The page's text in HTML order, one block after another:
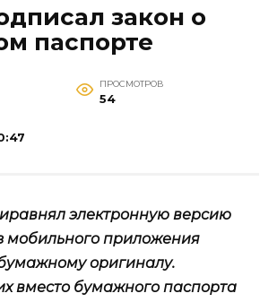
закон о
паспорте
ПРОСМОТРОВ
54
электронную версию
мобильного приложения
бумажному оригиналу.
вместо бумажного паспорта